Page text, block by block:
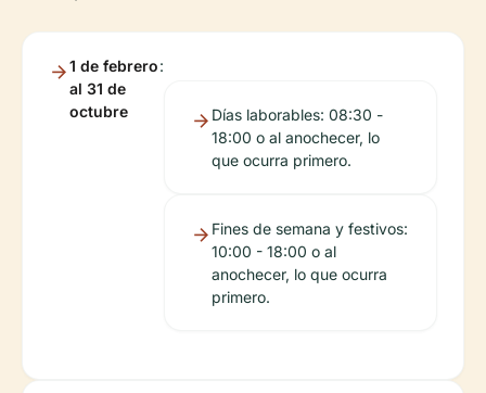
1 de febrero
al 31 de
octubre
:
Días laborables: 08:30 -
18:00 o al anochecer, lo
que ocurra primero.
Fines de semana y festivos:
10:00 - 18:00 o al
anochecer, lo que ocurra
primero.